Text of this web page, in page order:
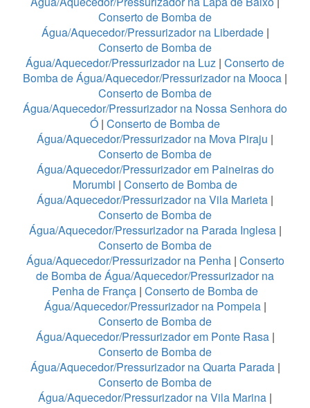
Conserto de Bomba de
Água/Aquecedor/Pressurizador na Liberdade |
Conserto de Bomba de
Água/Aquecedor/Pressurizador na Luz | Conserto de
Bomba de Água/Aquecedor/Pressurizador na Mooca |
Conserto de Bomba de
Água/Aquecedor/Pressurizador na Nossa Senhora do
Ó | Conserto de Bomba de
Água/Aquecedor/Pressurizador na Mova Piraju |
Conserto de Bomba de
Água/Aquecedor/Pressurizador em Paineiras do
Morumbi | Conserto de Bomba de
Água/Aquecedor/Pressurizador na Vila Marieta |
Conserto de Bomba de
Água/Aquecedor/Pressurizador na Parada Inglesa |
Conserto de Bomba de
Água/Aquecedor/Pressurizador na Penha| Conserto
de Bomba de Água/Aquecedor/Pressurizador na
Penha de França | Conserto de Bomba de
Água/Aquecedor/Pressurizador na Pompeia|
Conserto de Bomba de
Água/Aquecedor/Pressurizador em Ponte Rasa|
Conserto de Bomba de
Água/Aquecedor/Pressurizador na Quarta Parada|
Conserto de Bomba de
Água/Aquecedor/Pressurizador na Vila Marina |